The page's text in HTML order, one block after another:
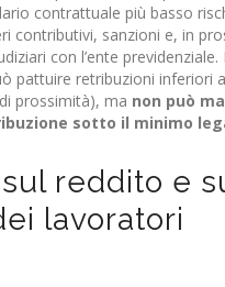
contrattuale più basso
contributivi, sanzioni e, in
con l’ente previdenziale.
pattuire retribuzioni inferiori
prossimità), ma non può
sotto il minimo
reddito e
lavoratori